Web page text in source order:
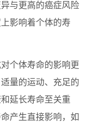
与更高的癌症风险
影响着个体的寿
个体寿命的影响更
量的运动、充足的
延长寿命至关重
产生直接影响，如